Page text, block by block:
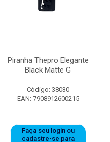
Piranha Thepro Elegante
Black Matte G
Código: 38030
EAN: 7908912600215
Faça seu login ou
cadastre-se para